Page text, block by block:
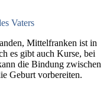
Vaters
Mittelfranken ist in
es gibt auch Kurse, bei
die Bindung zwischen
Geburt vorbereiten.